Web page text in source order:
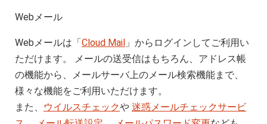
Webメール
Webメールは「 Cloud Mail 」からログインしてご利用い
ただけます。 メールの送受信はもちろん、アドレス帳
の機能から、メールサーバ上のメール検索機能まで、
様々な機能をご利用いただけます。
また、
ウイルスチェックや 迷惑メールチェックサービ